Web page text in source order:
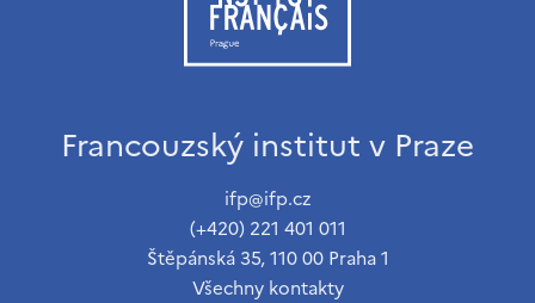
Francouzský institut v Praze
ifp@ifp.cz
(+420) 221 401 011
Štěpánská 35, 110 00 Praha 1
Všechny kontakty